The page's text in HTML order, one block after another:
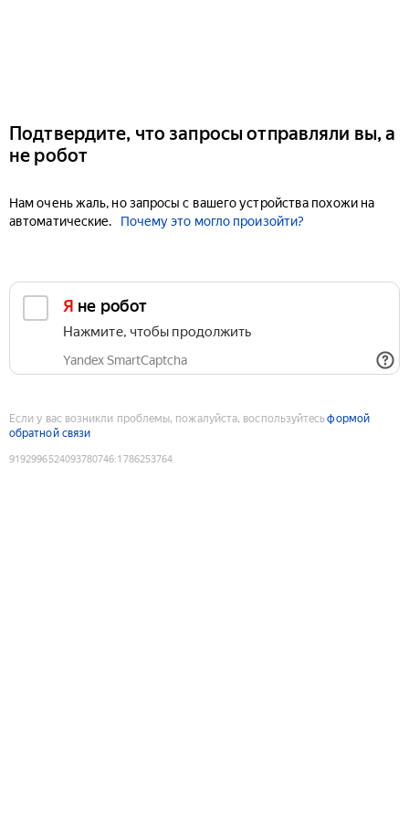
Подтвердите, что запросы отправляли вы, а
не робот
Нам очень жаль, но запросы с вашего устройства похожи на
автоматические.
Почему это могло произойти?
Я не робот
Нажмите, чтобы продолжить
Yandex SmartCaptcha
Если у вас возникли проблемы, пожалуйста, воспользуйтесьформой
обратной связи
9192996524093780746:1786253764